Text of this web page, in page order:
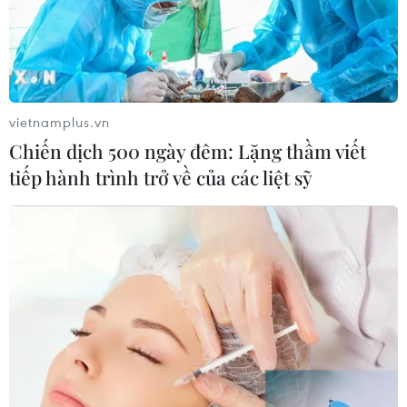
TIN LIÊN QUAN
Siết chặt quản lý doanh nghiệp sản xuất,
kinh doanh dược phẩm
vietnamplus.vn
Chiến dịch 500 ngày đêm: Lặng thầm viết
tiếp hành trình trở về của các liệt sỹ